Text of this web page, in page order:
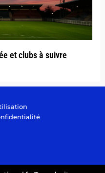
et clubs à suivre